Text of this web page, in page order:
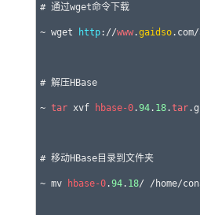
# 通过wget命令下载
~ wget http://www.gaidso
# 解压HBase
~ tar xvf hbase-0.94. 18.tar
# 移动HBase目录到文件夹
~ mv hbase-0.94. 18/ /home/